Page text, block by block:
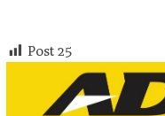
Post 25